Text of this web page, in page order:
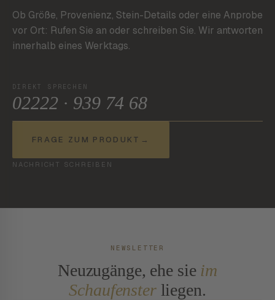
Ob Größe, Provenienz, Stein-Details oder eine Anprobe
vor Ort: Rufen Sie an oder schreiben Sie. Wir antworten
innerhalb eines Werktags.
DIREKT SPRECHEN
02222 · 939 74 68
FRAGE ZUM PRODUKT →
NACHRICHT SCHREIBEN
NEWSLETTER
Neuzugänge, ehe sie im
Schaufensterliegen.